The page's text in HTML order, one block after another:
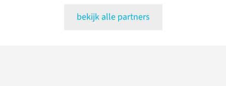
bekijk alle partners